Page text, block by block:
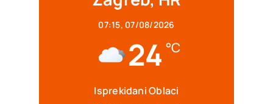
07:15, 07/08/2026
24 °C
Isprekidani Oblaci